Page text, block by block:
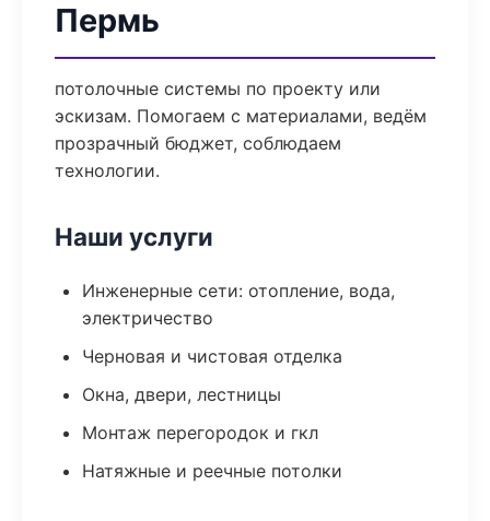
Пермь
потолочные системы по проекту или
эскизам. Помогаем с материалами, ведём
прозрачный бюджет, соблюдаем
технологии.
Наши услуги
Инженерные сети: отопление, вода,
электричество
Черновая и чистовая отделка
Окна, двери, лестницы
Монтаж перегородок и гкл
Натяжные и реечные потолки